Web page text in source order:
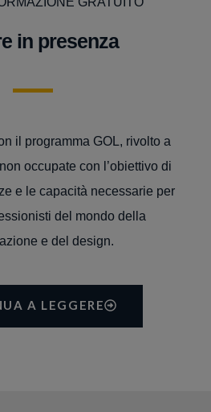
in presenza
il programma GOL, rivolto a
occupate con l’obiettivo di
e le capacità necessarie per
del mondo della
e del design.
A LEGGERE